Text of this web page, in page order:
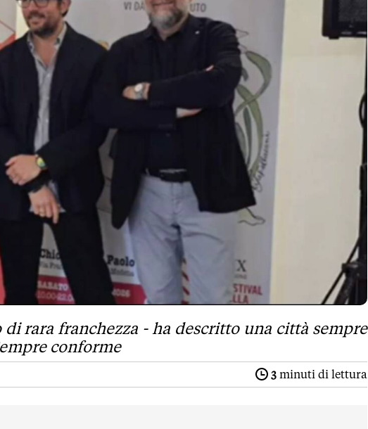
rara franchezza - ha descritto una città sempre
conforme
3 minuti di lettura